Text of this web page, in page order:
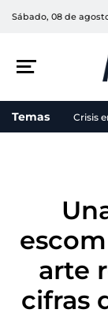
Sábado, 08 de
Temas Crisis
arte
cifras